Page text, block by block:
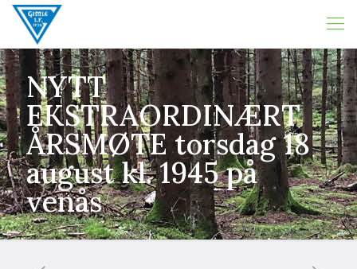
NYTT
EKSTRAORDINÆRT
ÅRSMØTE torsdag 18
august kl. 1945 på
venås